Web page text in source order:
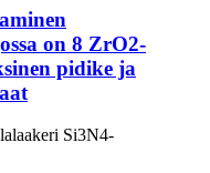
on 8 ZrO2-
pidike ja